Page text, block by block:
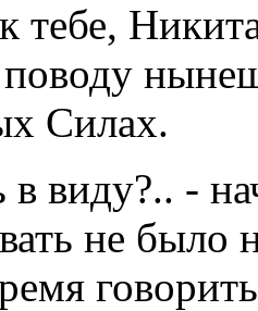
тебе,
Силах.
виду?.. -
не